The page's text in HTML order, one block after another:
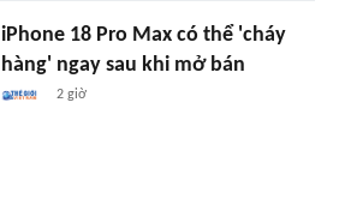
iPhone 18 Pro Max có thể 'cháy
hàng' ngay sau khi mở bán
2 giờ